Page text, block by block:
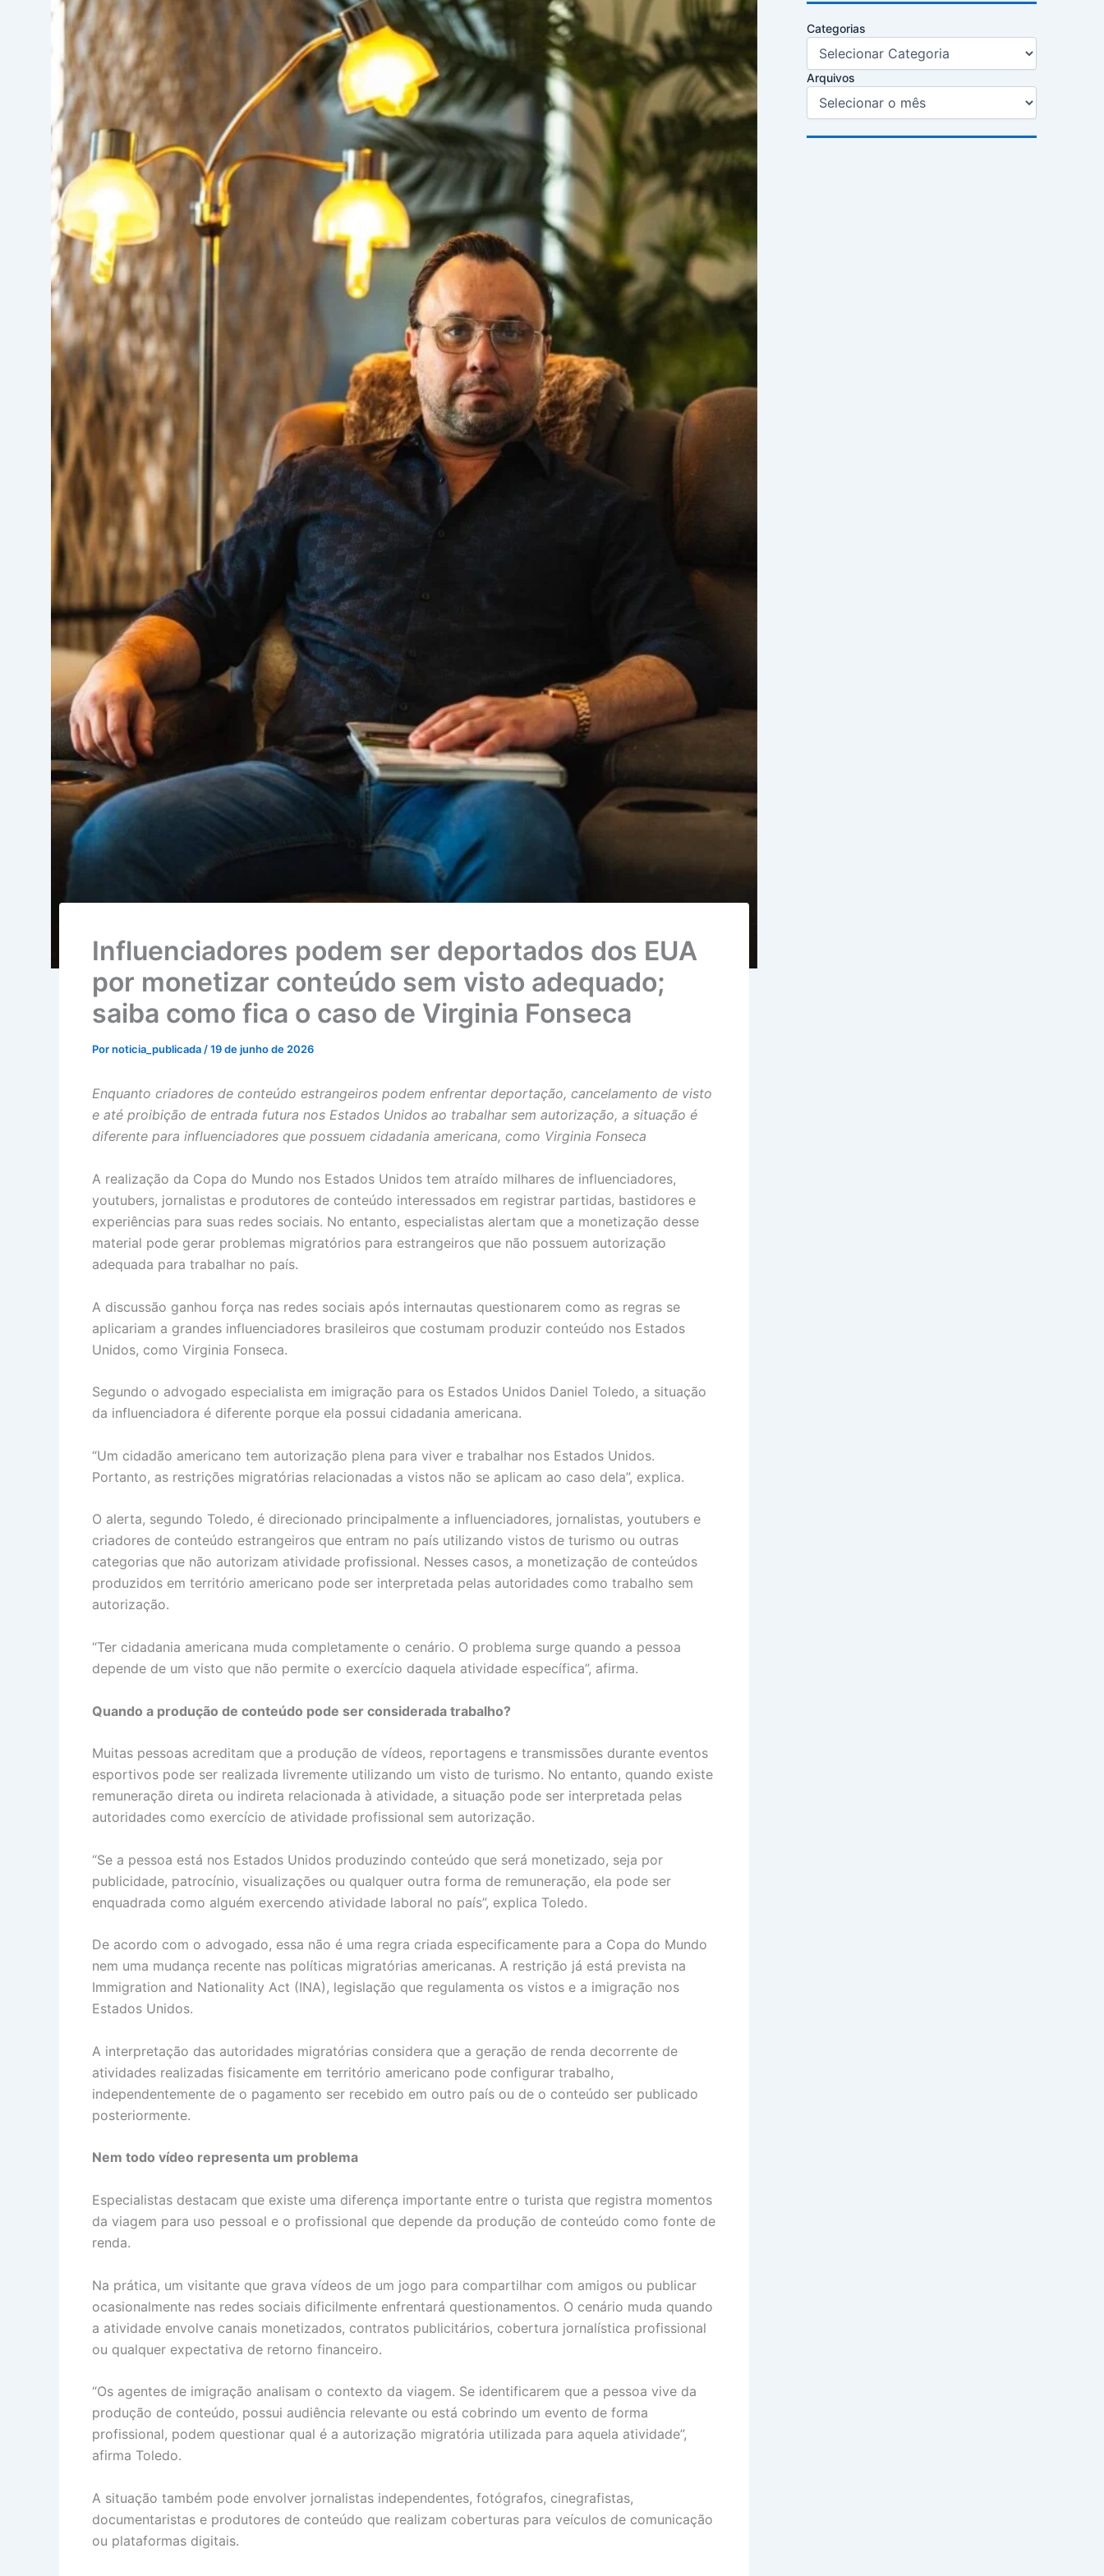
Influenciadores podem ser deportados dos EUA
por monetizar conteúdo sem visto adequado;
saiba como fica o caso de Virginia Fonseca
Pornoticia_publicada/19 de junho de 2026
Enquanto criadores de conteúdo estrangeiros podem enfrentar deportação, cancelamento de visto
e até proibição de entrada futura nos Estados Unidos ao trabalhar sem autorização, a situação é
diferente para influenciadores que possuem cidadania americana, como Virginia Fonseca
A realização da Copa do Mundo nos Estados Unidos tem atraído milhares de influenciadores,
youtubers, jornalistas e produtores de conteúdo interessados em registrar partidas, bastidores e
experiências para suas redes sociais. No entanto, especialistas alertam que a monetização desse
material pode gerar problemas migratórios para estrangeiros que não possuem autorização
adequada para trabalhar no país.
A discussão ganhou força nas redes sociais após internautas questionarem como as regras se
aplicariam a grandes influenciadores brasileiros que costumam produzir conteúdo nos Estados
Unidos, como Virginia Fonseca.
Segundo o advogado especialista em imigração para os Estados Unidos Daniel Toledo, a situação
da influenciadora é diferente porque ela possui cidadania americana.
“Um cidadão americano tem autorização plena para viver e trabalhar nos Estados Unidos.
Portanto, as restrições migratórias relacionadas a vistos não se aplicam ao caso dela”, explica.
O alerta, segundo Toledo, é direcionado principalmente a influenciadores, jornalistas, youtubers e
criadores de conteúdo estrangeiros que entram no país utilizando vistos de turismo ou outras
categorias que não autorizam atividade profissional. Nesses casos, a monetização de conteúdos
produzidos em território americano pode ser interpretada pelas autoridades como trabalho sem
autorização.
“Ter cidadania americana muda completamente o cenário. O problema surge quando a pessoa
depende de um visto que não permite o exercício daquela atividade específica”, afirma.
Quando a produção de conteúdo pode ser considerada trabalho?
Muitas pessoas acreditam que a produção de vídeos, reportagens e transmissões durante eventos
esportivos pode ser realizada livremente utilizando um visto de turismo. No entanto, quando existe
remuneração direta ou indireta relacionada à atividade, a situação pode ser interpretada pelas
autoridades como exercício de atividade profissional sem autorização.
“Se a pessoa está nos Estados Unidos produzindo conteúdo que será monetizado, seja por
publicidade, patrocínio, visualizações ou qualquer outra forma de remuneração, ela pode ser
enquadrada como alguém exercendo atividade laboral no país”, explica Toledo.
De acordo com o advogado, essa não é uma regra criada especificamente para a Copa do Mundo
nem uma mudança recente nas políticas migratórias americanas. A restrição já está prevista na
Immigration and Nationality Act (INA), legislação que regulamenta os vistos e a imigração nos
Estados Unidos.
A interpretação das autoridades migratórias considera que a geração de renda decorrente de
atividades realizadas fisicamente em território americano pode configurar trabalho,
independentemente de o pagamento ser recebido em outro país ou de o conteúdo ser publicado
posteriormente.
Nem todo vídeo representa um problema
Especialistas destacam que existe uma diferença importante entre o turista que registra momentos
da viagem para uso pessoal e o profissional que depende da produção de conteúdo como fonte de
renda.
Na prática, um visitante que grava vídeos de um jogo para compartilhar com amigos ou publicar
ocasionalmente nas redes sociais dificilmente enfrentará questionamentos. O cenário muda quando
a atividade envolve canais monetizados, contratos publicitários, cobertura jornalística profissional
ou qualquer expectativa de retorno financeiro.
“Os agentes de imigração analisam o contexto da viagem. Se identificarem que a pessoa vive da
produção de conteúdo, possui audiência relevante ou está cobrindo um evento de forma
profissional, podem questionar qual é a autorização migratória utilizada para aquela atividade”,
afirma Toledo.
A situação também pode envolver jornalistas independentes, fotógrafos, cinegrafistas,
documentaristas e produtores de conteúdo que realizam coberturas para veículos de comunicação
ou plataformas digitais.
Categorias
Arquivos